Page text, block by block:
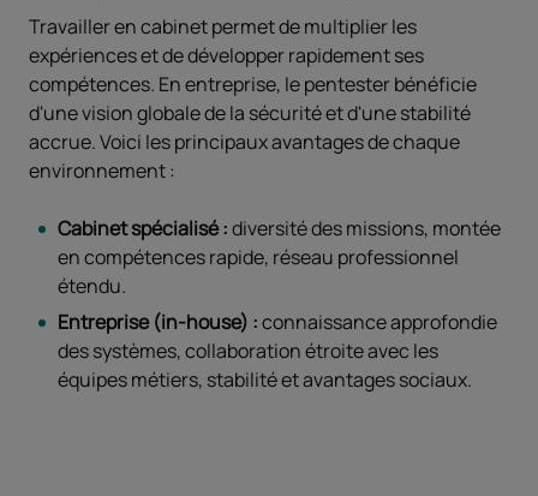
Travailler en cabinet permet de multiplier les
expériences et de développer rapidement ses
compétences. En entreprise, le pentester bénéficie
d'une vision globale de la sécurité et d'une stabilité
accrue. Voici les principaux avantages de chaque
environnement :
Cabinet spécialisé :diversité des missions, montée
en compétences rapide, réseau professionnel
étendu.
Entreprise (in-house) :connaissance approfondie
des systèmes, collaboration étroite avec les
équipes métiers, stabilité et avantages sociaux.